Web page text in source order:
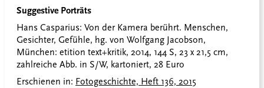
Suggestive Porträts
Hans Casparius: Von der Kamera berührt. Menschen,
Gesichter, Gefühle, hg. von Wolfgang Jacobson,
München: etition text+kritik, 2014, 144 S, 23 x 21,5 cm,
zahlreiche Abb. in S/W, kartoniert, 28 Euro
Erschienen in: Fotogeschichte, Heft 136, 2015